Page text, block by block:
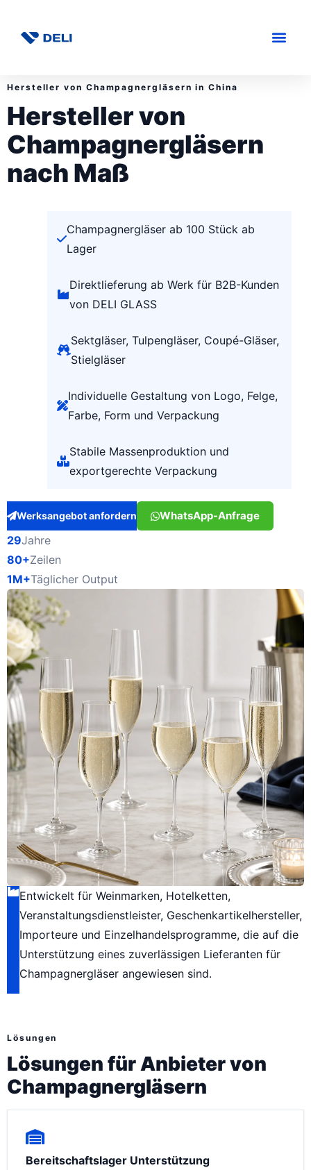
Hersteller von Champagnergläsern in China
Hersteller von
Champagnergläsern
nach Maß
Champagnergläser ab 100 Stück ab
Lager
Direktlieferung ab Werk für B2B-Kunden
von DELI GLASS
Sektgläser, Tulpengläser, Coupé-Gläser,
Stielgläser
Individuelle Gestaltung von Logo, Felge,
Farbe, Form und Verpackung
Stabile Massenproduktion und
exportgerechte Verpackung
Werksangebot anfordern WhatsApp-Anfrage
29Jahre
80+Zeilen
1M+Täglicher Output
Entwickelt für Weinmarken, Hotelketten,
Veranstaltungsdienstleister, Geschenkartikelhersteller,
Importeure und Einzelhandelsprogramme, die auf die
Unterstützung eines zuverlässigen Lieferanten für
Champagnergläser angewiesen sind.
Lösungen
Lösungen für Anbieter von
Champagnergläsern
Bereitschaftslager Unterstützung